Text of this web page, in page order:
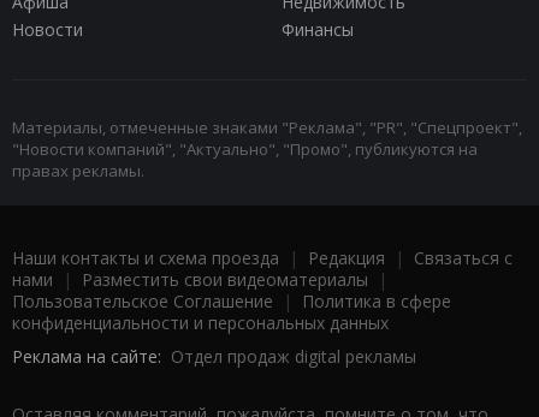
Новости
Финансы
Материалы, отмеченные знаками "Реклама", "PR", "Спецпроект",
"Новости компаний", "Актуально", "Промо", публикуются на
правах рекламы.
Наши контакты и схема проезда | Редакция | Связаться с
нами | Разместить свои видеоматериалы |
Пользовательское Соглашение |
Политика в сфере
конфиденциальности и персональных данных
Реклама на сайте: Отдел продаж digital рекламы